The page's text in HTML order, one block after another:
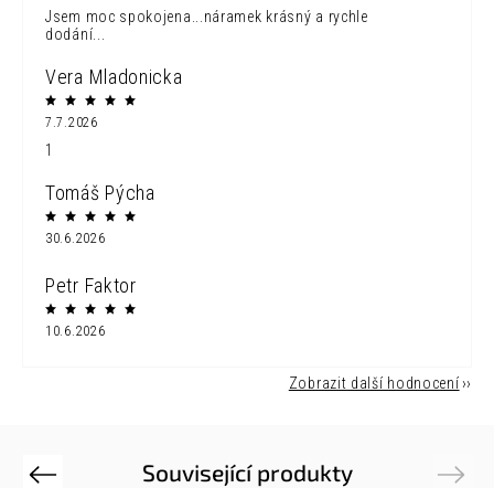
Jsem moc spokojena...náramek krásný a rychle
dodání...
Vera Mladonicka
7.7.2026
1
Tomáš Pýcha
30.6.2026
Petr Faktor
10.6.2026
Zobrazit další hodnocení
Související produkty
Previous Next